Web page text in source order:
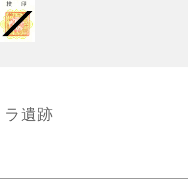
ラ遺跡